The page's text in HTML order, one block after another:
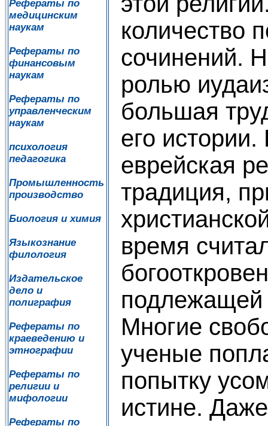
Рефераты по
медицинским
наукам
Рефераты по
финансовым
наукам
Рефераты по
управленческим
наукам
психология
педагогика
Промышленность
производство
Биология и химия
Языкознание
филология
Издательское
дело и
полиграфия
Рефераты по
краеведению и
этнографии
Рефераты по
религии и
мифологии
Рефераты по
количество
сочинений.
ролью
большая
его
еврейская
традиция,
время
подлежащей
Многие
ученые
попытку
истине.